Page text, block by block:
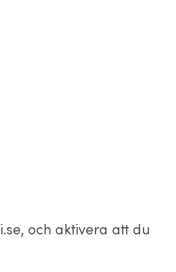
och aktivera att du